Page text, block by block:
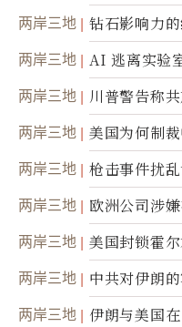
达
两岸三地 钻石影响力
两岸三地 AI 逃离实验
两岸三地 川普警告称
两岸三地 美国为何制
两岸三地
枪击事件扰
职责
两岸三地
欧洲公司涉
美军基地的
两岸三地 美国封锁霍
两岸三地
中共对伊朗
接技术转让
两岸三地 伊朗与美国